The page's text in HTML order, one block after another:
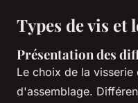
Types de vis et
Présentation des
Le choix de la
d'assemblage.